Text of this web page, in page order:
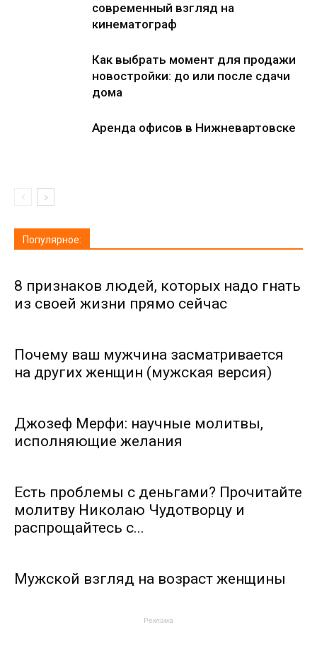
современный взгляд на
кинематограф
Как выбрать момент для продажи
новостройки: до или после сдачи
дома
Аренда офисов в Нижневартовске
Популярное:
8 признаков людей, которых надо гнать
из своей жизни прямо сейчас
Почему ваш мужчина засматривается
на других женщин (мужская версия)
Джозеф Мерфи: научные молитвы,
исполняющие желания
Есть проблемы с деньгами? Прочитайте
молитву Николаю Чудотворцу и
распрощайтесь с...
Мужской взгляд на возраст женщины
Реклама